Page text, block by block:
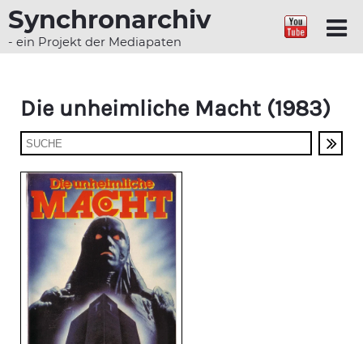
Synchronarchiv
- ein Projekt der Mediapaten
Die unheimliche Macht (1983)